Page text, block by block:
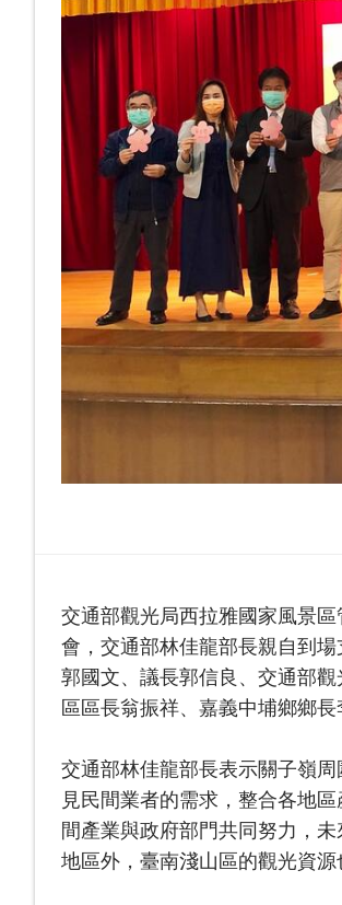
交通部觀光局西拉雅國家風景
會，交通部林佳龍部長親自到
郭國文、議長郭信良、交通部
區區長翁振祥、嘉義中埔鄉鄉長
交通部林佳龍部長表示關子嶺
見民間業者的需求，整合各地
間產業與政府部門共同努力，
地區外，臺南淺山區的觀光資源